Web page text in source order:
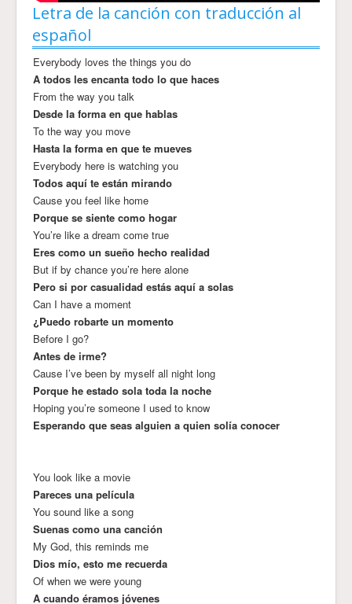
Letra de la canción con traducción al
español
Everybody loves the things you do
A todos les encanta todo lo que haces
From the way you talk
Desde la forma en que hablas
To the way you move
Hasta la forma en que te mueves
Everybody here is watching you
Todos aquí te están mirando
Cause you feel like home
Porque se siente como hogar
You’re like a dream come true
Eres como un sueño hecho realidad
But if by chance you’re here alone
Pero si por casualidad estás aquí a solas
Can I have a moment
¿Puedo robarte un momento
Before I go?
Antes de irme?
Cause I’ve been by myself all night long
Porque he estado sola toda la noche
Hoping you’re someone I used to know
Esperando que seas alguien a quien solía conocer
You look like a movie
Pareces una película
You sound like a song
Suenas como una canción
My God, this reminds me
Dios mío, esto me recuerda
Of when we were young
A cuando éramos jóvenes